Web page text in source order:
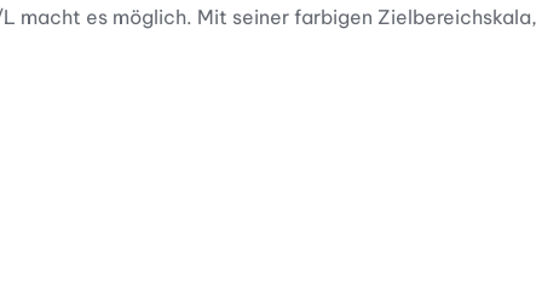
macht es möglich. Mit seiner farbigen Zielbereichskala,